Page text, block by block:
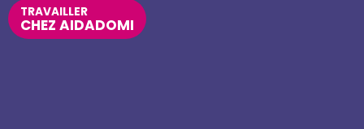
TRAVAILLER
CHEZ AIDADOMI